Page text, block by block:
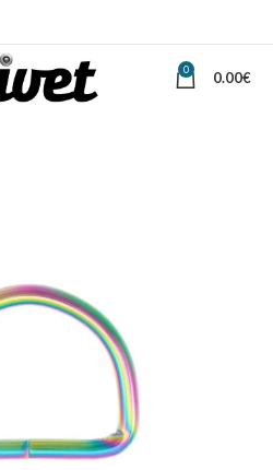
0 0.00€